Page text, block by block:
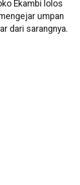
Ekambi lolos
umpan
dari sarangnya.